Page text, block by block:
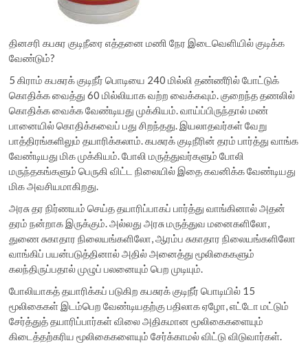
தினசரி கபசுர குடிநீரை எத்தனை மணி நேர இடைவெளியில் குடிக்க
வேண்டும்?
5 கிராம் கபசுரக் குடிநீர் பொடியை 240 மில்லி தண்ணீரில் போட்டுக்
கொதிக்க வைத்து 60 மில்லியாக வற்ற வைக்கவும். குறைந்த தணலில்
கொதிக்க வைக்க வேண்டியது முக்கியம். வாய்ப்பிருந்தால் மண்
பானையில் கொதிக்கவைப் பது சிறந்தது. இயலாதவர்கள் வேறு
பாத்திரங்களிலும் தயாரிக்கலாம். கபசுரக் குடிநீரின் தரம் பார்த்து வாங்க
வேண்டியது மிக முக்கியம். போலி மருத்துவர்களும் போலி
மருந்தகங்களும் பெருகி விட்ட நிலையில் இதை கவனிக்க வேண்டியது
மிக அவசியமாகிறது.
அரசு தர நிர்ணயம் செய்த தயாரிப்பாகப் பார்த்து வாங்கினால் அதன்
தரம் நன்றாக இருக்கும். அல்லது அரசு மருத்துவ மனைகளிலோ,
துணை சுகாதார நிலையங்களிலோ, ஆரம்ப சுகாதார நிலையங்களிலோ
வாங்கிப் பயன்படுத்தினால் அதில் அனைத்து மூலிகைகளும்
கலந்திருப்பதால் முழுப் பலனையும் பெற முடியும்.
போலியாகத் தயாரிக்கப் படுகிற கபசுரக் குடிநீர் பொடியில் 15
மூலிகைகள் இடம்பெற வேண்டியதற்கு பதிலாக ஏழோ, எட்டோ மட்டும்
சேர்த்துத் தயாரிப்பார்கள் விலை அதிகமான மூலிகைகளையும்
கிடைத்தற்கரிய மூலிகைகளையும் சேர்க்காமல் விட்டு விடுவார்கள்.